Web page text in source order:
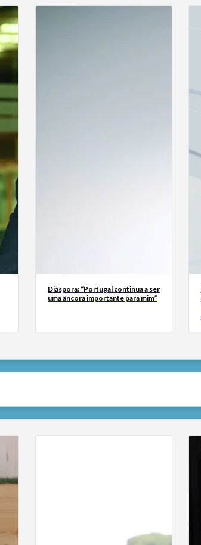
Diáspora: “Portugal continua a ser
uma âncora importante para mim”